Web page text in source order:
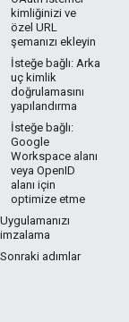
kimliğinizi ve
özel URL
şemanızı ekleyin
İsteğe bağlı: Arka
uç kimlik
doğrulamasını
yapılandırma
İsteğe bağlı:
Google
Workspace alanı
veya OpenID
alanı için
optimize etme
Uygulamanızı
imzalama
Sonraki adımlar